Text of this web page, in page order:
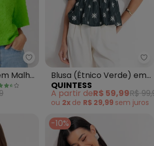
Infinita Cor - Blusa Feminina
Malha
Blusa (Étnico Verde) em
Malha Texturizada
QUINTESS
A partir deR$ 59,99R$
ou 2x de R$ 29,99 sem juros
-10%